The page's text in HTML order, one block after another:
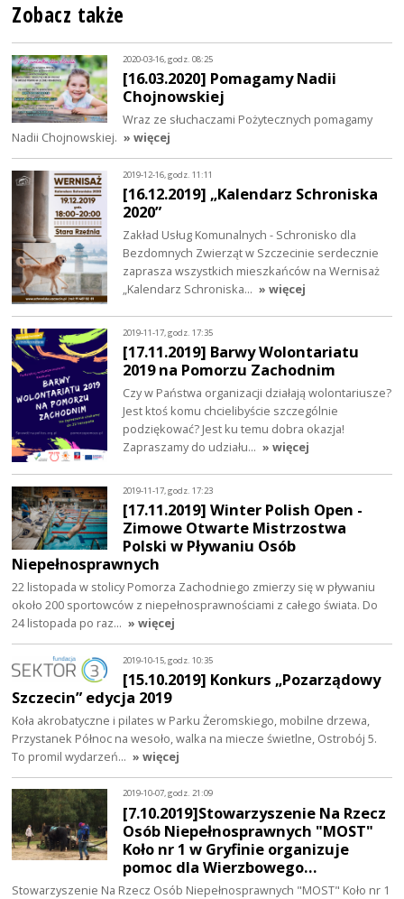
Zobacz także
2020-03-16, godz. 08:25
[16.03.2020] Pomagamy Nadii
Chojnowskiej
Wraz ze słuchaczami Pożytecznych pomagamy
Nadii Chojnowskiej. » więcej
2019-12-16, godz. 11:11
[16.12.2019] „Kalendarz Schroniska
2020”
Zakład Usług Komunalnych - Schronisko dla
Bezdomnych Zwierząt w Szczecinie serdecznie
zaprasza wszystkich mieszkańców na Wernisaż
„Kalendarz Schroniska… » więcej
2019-11-17, godz. 17:35
[17.11.2019] Barwy Wolontariatu
2019 na Pomorzu Zachodnim
Czy w Państwa organizacji działają wolontariusze?
Jest ktoś komu chcielibyście szczególnie
podziękować? Jest ku temu dobra okazja!
Zapraszamy do udziału… » więcej
2019-11-17, godz. 17:23
[17.11.2019] Winter Polish Open -
Zimowe Otwarte Mistrzostwa
Polski w Pływaniu Osób
Niepełnosprawnych
22 listopada w stolicy Pomorza Zachodniego zmierzy się w pływaniu
około 200 sportowców z niepełnosprawnościami z całego świata. Do
24 listopada po raz… » więcej
2019-10-15, godz. 10:35
[15.10.2019] Konkurs „Pozarządowy
Szczecin” edycja 2019
Koła akrobatyczne i pilates w Parku Żeromskiego, mobilne drzewa,
Przystanek Północ na wesoło, walka na miecze świetlne, Ostrobój 5.
To promil wydarzeń… » więcej
2019-10-07, godz. 21:09
[7.10.2019]Stowarzyszenie Na Rzecz
Osób Niepełnosprawnych "MOST"
Koło nr 1 w Gryfinie organizuje
pomoc dla Wierzbowego…
Stowarzyszenie Na Rzecz Osób Niepełnosprawnych "MOST" Koło nr 1